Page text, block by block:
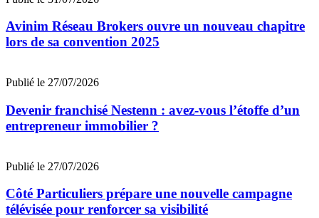
Avinim Réseau Brokers ouvre un nouveau chapitre
lors de sa convention 2025
Publié le 27/07/2026
Devenir franchisé Nestenn : avez-vous l’étoffe d’un
entrepreneur immobilier ?
Publié le 27/07/2026
Côté Particuliers prépare une nouvelle campagne
télévisée pour renforcer sa visibilité